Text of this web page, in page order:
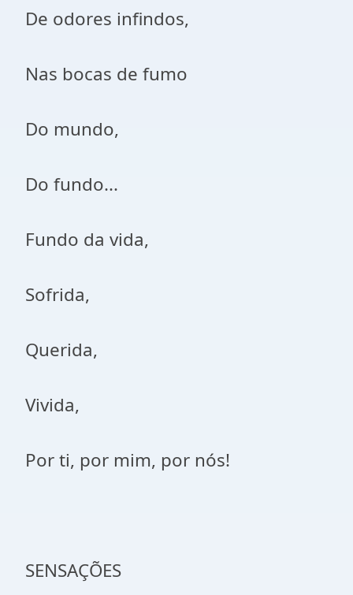
De odores infindos,
Nas bocas de fumo
Do mundo,
Do fundo...
Fundo da vida,
Sofrida,
Querida,
Vivida,
Por ti, por mim, por nós!
SENSAÇÕES